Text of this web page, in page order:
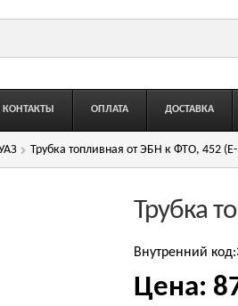
КОНТАКТЫ ОПЛАТА ДОСТАВКА
Трубка топливная от ЭБН к ФТО, 452
Трубка
Внутренний
Цена: